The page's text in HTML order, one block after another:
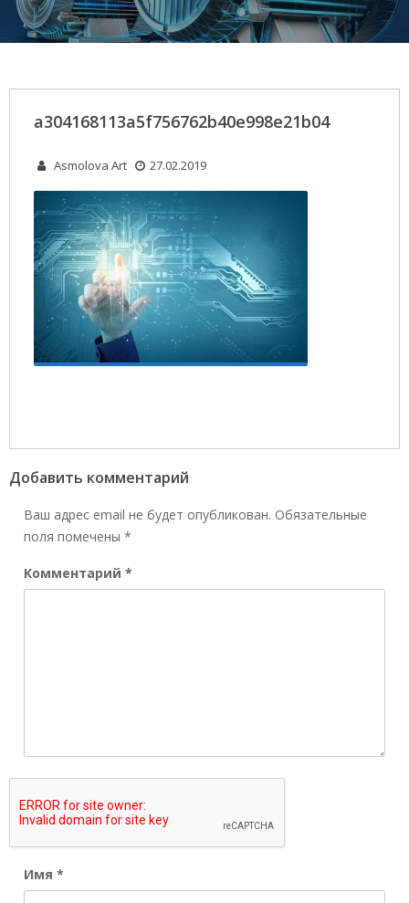
a304168113a5f756762b40e998e21b04
Asmolova Art 27.02.2019
Добавить комментарий
Ваш адрес email не будет опубликован. Обязательные
поля помечены *
Комментарий *
Имя *